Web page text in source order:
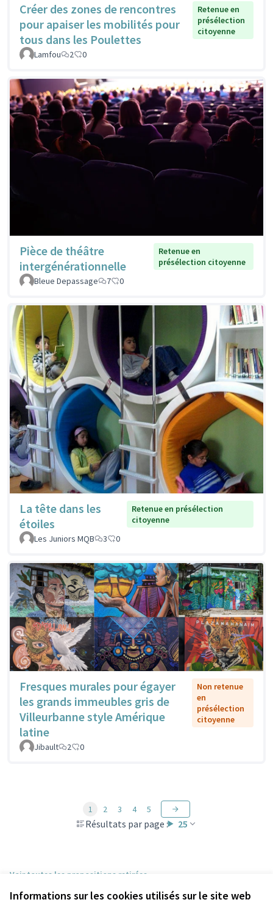
Informations sur les cookies utilisés sur le site web
Créer des zones de rencontres
pour apaiser les mobilités pour
tous dans les Poulettes
Retenue en
présélection
citoyenne
Lamfou 2 0
Pièce de théâtre
intergénérationnelle
Retenue en
présélection citoyenne
Bleue Depassage
7 0
La tête dans les
étoiles
Retenue en présélection
citoyenne
Les Juniors MQB
3 0
Fresques murales pour égayer
les grands immeubles gris de
Villeurbanne style Amérique
latine
Non retenue
en
présélection
citoyenne
Jibault 2 0
Résultats par page : 25
1 2 3 4 5
Voir toutes les propositions retirées